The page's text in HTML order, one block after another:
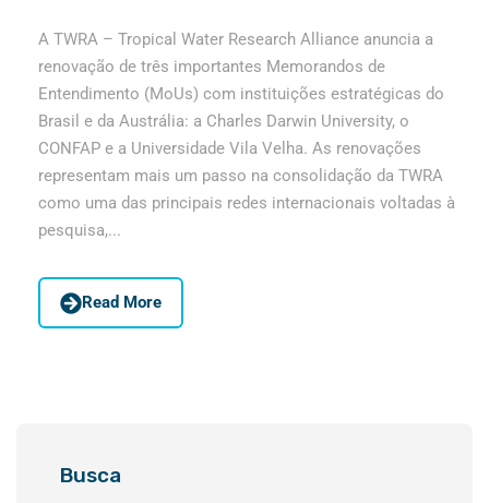
A TWRA – Tropical Water Research Alliance anuncia a
renovação de três importantes Memorandos de
Entendimento (MoUs) com instituições estratégicas do
Brasil e da Austrália: a Charles Darwin University, o
CONFAP e a Universidade Vila Velha. As renovações
representam mais um passo na consolidação da TWRA
como uma das principais redes internacionais voltadas à
pesquisa,...
Read More
Busca